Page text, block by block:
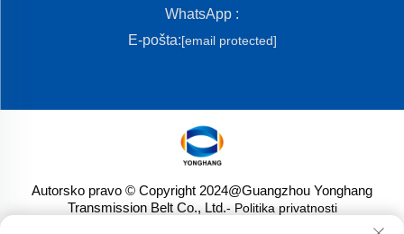
WhatsApp :
E-pošta:[email protected]
Autorsko pravo © Copyright 2024@Guangzhou Yonghang
Transmission Belt Co., Ltd.- Politika privatnosti